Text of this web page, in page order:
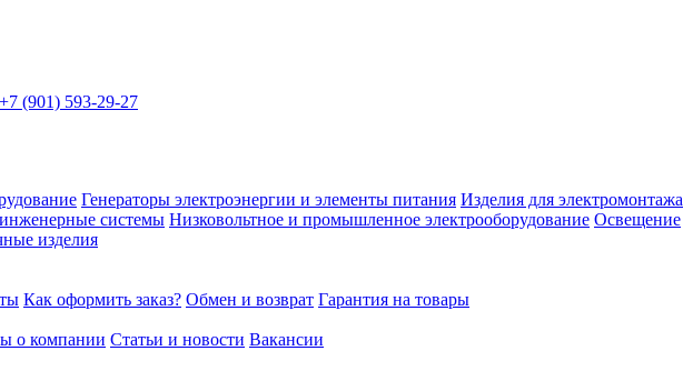
+7 (901) 593-29-27
Генераторы электроэнергии и элементы питания Изделия для электромонтажа
системы Низковольтное и промышленное электрооборудование Освещение
изделия
Как оформить заказ? Обмен и возврат Гарантия на товары
о компании Статьи и новости Вакансии